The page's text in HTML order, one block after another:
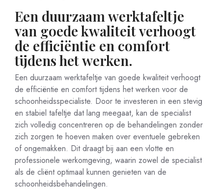
Een duurzaam werktafeltje
van goede kwaliteit verhoogt
de efficiëntie en comfort
tijdens het werken.
Een duurzaam werktafeltje van goede kwaliteit verhoogt
de efficiëntie en comfort tijdens het werken voor de
schoonheidsspecialiste. Door te investeren in een stevig
en stabiel tafeltje dat lang meegaat, kan de specialist
zich volledig concentreren op de behandelingen zonder
zich zorgen te hoeven maken over eventuele gebreken
of ongemakken. Dit draagt bij aan een vlotte en
professionele werkomgeving, waarin zowel de specialist
als de cliënt optimaal kunnen genieten van de
schoonheidsbehandelingen.